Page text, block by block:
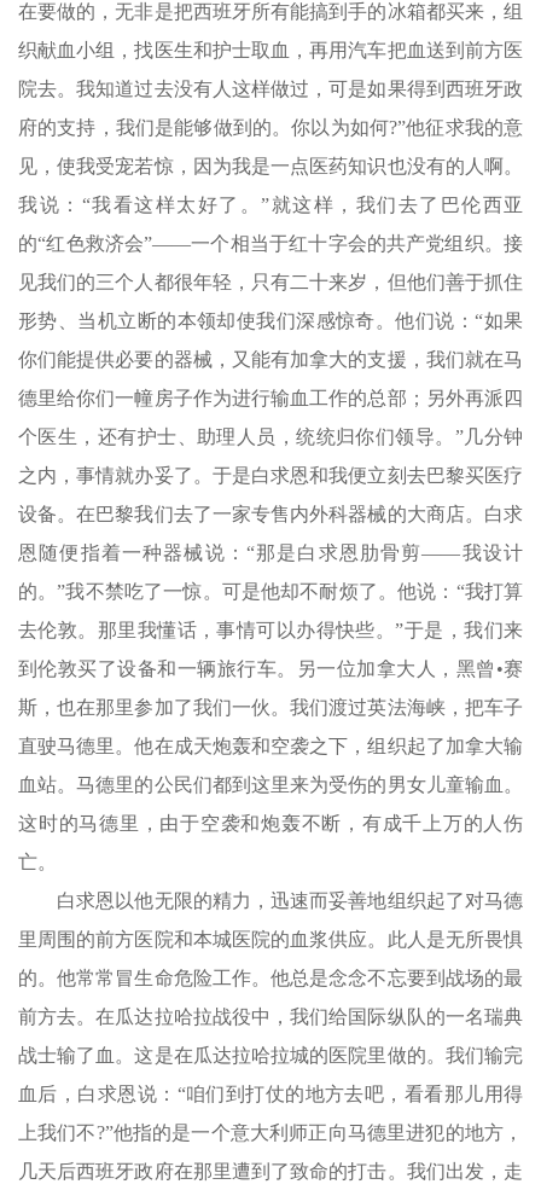
在要做的，无非是把西班牙所有能搞到手的冰箱都买来，组
织献血小组，找医生和护士取血，再用汽车把血送到前方医
院去。我知道过去没有人这样做过，可是如果得到西班牙政
府的支持，我们是能够做到的。你以为如何?”他征求我的意
见，使我受宠若惊，因为我是一点医药知识也没有的人啊。
我说：“我看这样太好了。”就这样，我们去了巴伦西亚
的“红色救济会”——一个相当于红十字会的共产党组织。接
见我们的三个人都很年轻，只有二十来岁，但他们善于抓住
形势、当机立断的本领却使我们深感惊奇。他们说：“如果
你们能提供必要的器械，又能有加拿大的支援，我们就在马
德里给你们一幢房子作为进行输血工作的总部；另外再派四
个医生，还有护士、助理人员，统统归你们领导。”几分钟
之内，事情就办妥了。于是白求恩和我便立刻去巴黎买医疗
设备。在巴黎我们去了一家专售内外科器械的大商店。白求
恩随便指着一种器械说：“那是白求恩肋骨剪——我设计
的。”我不禁吃了一惊。可是他却不耐烦了。他说：“我打算
去伦敦。那里我懂话，事情可以办得快些。”于是，我们来
到伦敦买了设备和一辆旅行车。另一位加拿大人，黑曾•赛
斯，也在那里参加了我们一伙。我们渡过英法海峡，把车子
直驶马德里。他在成天炮轰和空袭之下，组织起了加拿大输
血站。马德里的公民们都到这里来为受伤的男女儿童输血。
这时的马德里，由于空袭和炮轰不断，有成千上万的人伤
亡。
白求恩以他无限的精力，迅速而妥善地组织起了对马德
里周围的前方医院和本城医院的血浆供应。此人是无所畏惧
的。他常常冒生命危险工作。他总是念念不忘要到战场的最
前方去。在瓜达拉哈拉战役中，我们给国际纵队的一名瑞典
战士输了血。这是在瓜达拉哈拉城的医院里做的。我们输完
血后，白求恩说：“咱们到打仗的地方去吧，看看那儿用得
上我们不?”他指的是一个意大利师正向马德里进犯的地方，
几天后西班牙政府在那里遭到了致命的打击。我们出发，走